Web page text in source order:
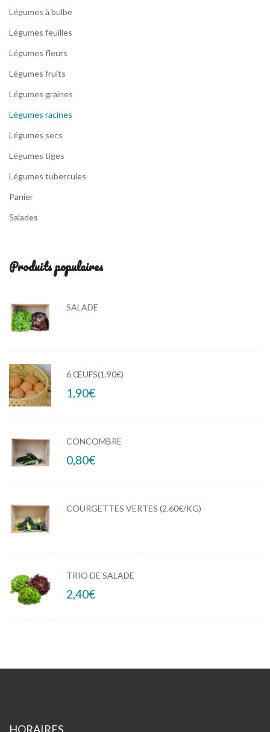
Légumes à bulbe
Légumes feuilles
Légumes fleurs
Légumes fruits
Légumes graines
Légumes racines
Légumes secs
Légumes tiges
Légumes tubercules
Panier
Salades
Produits populaires
SALADE
6 ŒUFS(1.90€)
1,90€
CONCOMBRE
0,80€
COURGETTES VERTES (2.60€/KG)
TRIO DE SALADE
2,40€
HORAIRES